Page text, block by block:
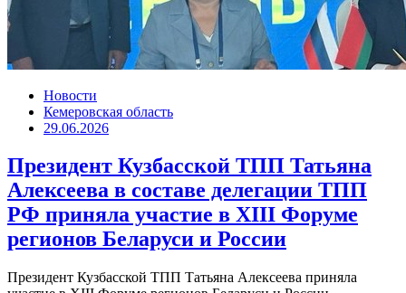
Новости
Кемеровская область
29.06.2026
Президент Кузбасской ТПП Татьяна
Алексеева в составе делегации ТПП
РФ приняла участие в XIII Форуме
регионов Беларуси и России
Президент Кузбасской ТПП Татьяна Алексеева приняла